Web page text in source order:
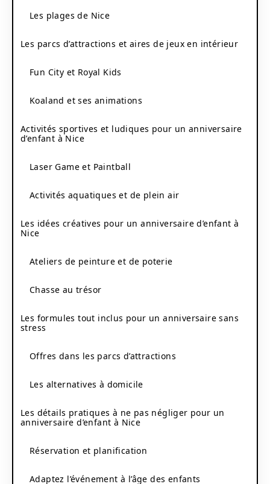
Les plages de Nice
Les parcs d’attractions et aires de jeux en intérieur
Fun City et Royal Kids
Koaland et ses animations
Activités sportives et ludiques pour un anniversaire
d’enfant à Nice
Laser Game et Paintball
Activités aquatiques et de plein air
Les idées créatives pour un anniversaire d’enfant à
Nice
Ateliers de peinture et de poterie
Chasse au trésor
Les formules tout inclus pour un anniversaire sans
stress
Offres dans les parcs d’attractions
Les alternatives à domicile
Les détails pratiques à ne pas négliger pour un
anniversaire d’enfant à Nice
Réservation et planification
Adaptez l’événement à l’âge des enfants